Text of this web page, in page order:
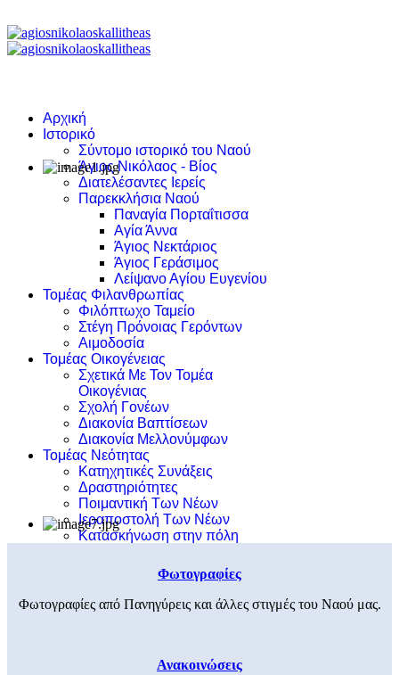
Αρχική
Ιστορικό
Σύντομο ιστορικό του Ναού
Άγιος Νικόλαος - Βίος
Διατελέσαντες Ιερείς
Παρεκκλήσια Ναού
Παναγία Πορταΐτισσα
Αγία Άννα
Άγιος Νεκτάριος
Άγιος Γεράσιμος
Λείψανο Αγίου Ευγενίου
Τομέας Φιλανθρωπίας
Φιλόπτωχο Ταμείο
Στέγη Πρόνοιας Γερόντων
Αιμοδοσία
Τομέας Οικογένειας
Σχετικά Με Τον Τομέα
Οικογένιας
Σχολή Γονέων
Διακονία Βαπτίσεων
Διακονία Μελλονύμφων
Τομέας Νεότητας
Κατηχητικές Συνάξεις
Δραστηριότητες
Ποιμαντική Των Νέων
Ιεραποστολή Των Νέων
Κατασκήνωση στην πόλη
Φωτογραφίες
Φωτογραφίες από Πανηγύρεις και άλλες στιγμές του Ναού μας.
Ανακοινώσεις